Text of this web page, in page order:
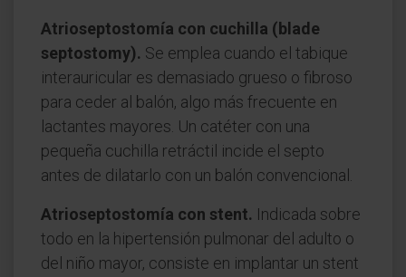
Atrioseptostomía con cuchilla (blade
septostomy). Se emplea cuando el tabique
interauricular es demasiado grueso o fibroso
para ceder al balón, algo más frecuente en
lactantes mayores. Un catéter con una
pequeña cuchilla retráctil incide el septo
antes de dilatarlo con un balón convencional.
Atrioseptostomía con stent. Indicada sobre
todo en la hipertensión pulmonar del adulto o
del niño mayor, consiste en implantar un stent